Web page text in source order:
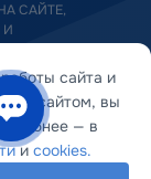
САЙТЕ,
И
сайта и
сайтом, вы
— в
иcookies.